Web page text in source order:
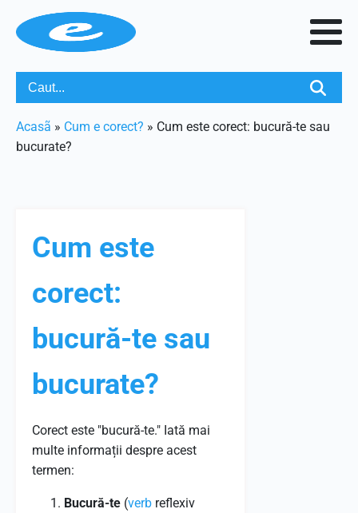
Acasã » Cum e corect? » Cum este corect: bucură-te sau
bucurate?
Cum este
corect:
bucură-te sau
bucurate?
Corect este "bucură-te." Iată mai
multe informații despre acest
termen:
Bucură-te (verb reflexiv